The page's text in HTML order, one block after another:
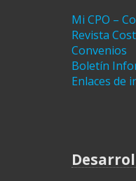
Mi CPO –
Revista
Convenios
Boletín
Enlaces de